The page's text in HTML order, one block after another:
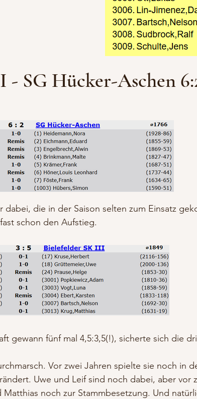
- SG Hücker-Aschen
die in der Saison selten zum Einsatz
schon den Aufstieg.
gewann fünf mal 4,5:3,5(!), sicherte sich die
Vor zwei Jahren spielte sie noch in
Uwe und Leif sind noch dabei, aber vor
noch zur Stammbesetzung. Und